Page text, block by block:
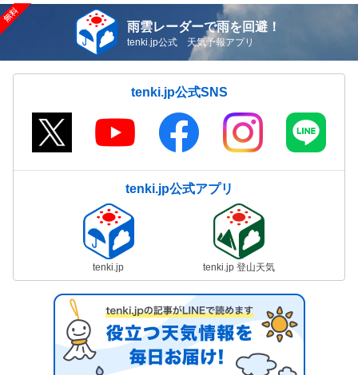
雨雲レーダーで雨を回避！
tenki.jp公式 天気予報アプリ
tenki.jp公式SNS
tenki.jp公式アプリ
tenki.jp tenki.jp 登山天気